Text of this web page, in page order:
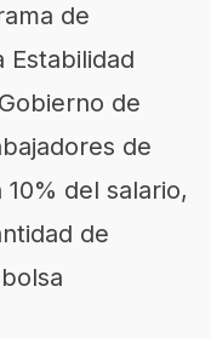
de
Estabilidad
de
de
del salario,
de